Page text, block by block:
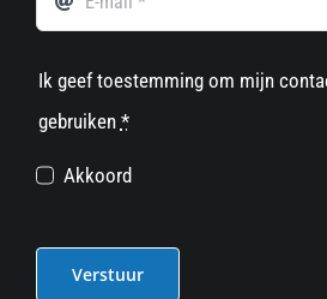
Ik geef toestemming om mijn
gebruiken *
Akkoord
Verstuur